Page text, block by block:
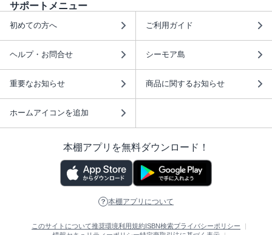
サポートメニュー
初めての方へ ご利用ガイド
ヘルプ・お問合せ シーモア島
重要なお知らせ 商品に関するお知らせ
ホームアイコンを追加
本棚アプリを無料ダウンロード！
本棚アプリについて
このサイトについて推奨環境利用規約 ISBN検索プライバシーポリシー